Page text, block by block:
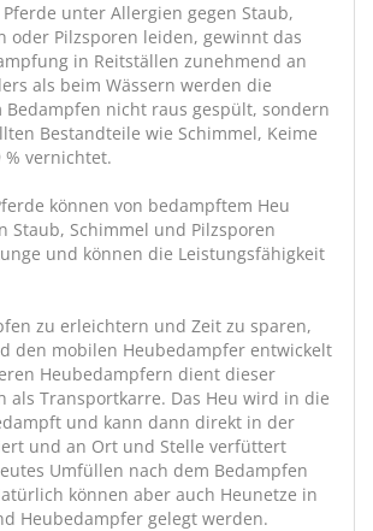
unter Allergien gegen Staub,
oder Pilzsporen leiden, gewinnt das
in Reitställen zunehmend an
als beim Wässern werden die
Bedampfen nicht raus gespült, sondern
Bestandteile wie Schimmel, Keime
% vernichtet.
können von bedampftem Heu
Staub, Schimmel und Pilzsporen
und können die Leistungsfähigkeit
zu erleichtern und Zeit zu sparen,
den mobilen Heubedampfer entwickelt
Heubedampfern dient dieser
als Transportkarre. Das Heu wird in die
und kann dann direkt in der
und an Ort und Stelle verfüttert
Umfüllen nach dem Bedampfen
können aber auch Heunetze in
Heubedampfer gelegt werden.